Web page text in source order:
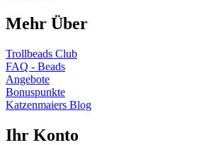
Mehr Über
Trollbeads Club
FAQ - Beads
Angebote
Bonuspunkte
Katzenmaiers Blog
Ihr Konto